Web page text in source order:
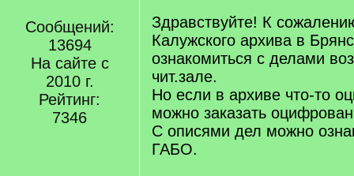
Сообщений:
13694
На сайте с
2010 г.
Рейтинг:
7346
q
]
Здравствуйте! К
Калужского архива в
ознакомиться с делами
чит.зале.
Но если в архиве что-то
можно заказать
С описями дел можно
ГАБО.